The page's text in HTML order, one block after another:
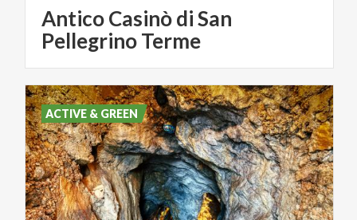
Antico Casinò di San
Pellegrino Terme
ACTIVE & GREEN